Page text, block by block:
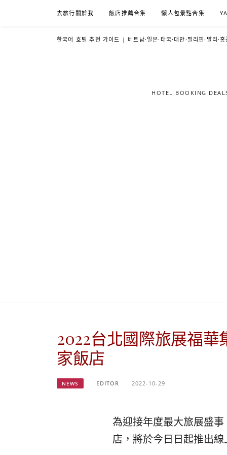
去旅行關於我 飯店推薦合集 懶人包景點合集
한국어 호텔 추천 가이드 | 베트남·일본·태국·대만·필리핀·발리·
HOTEL BOOKING
2022台北國際旅展福
家飯店
NEWS EDITOR 2022-10-29
為迎接年度最大旅展盛
店，將於今日日起推出